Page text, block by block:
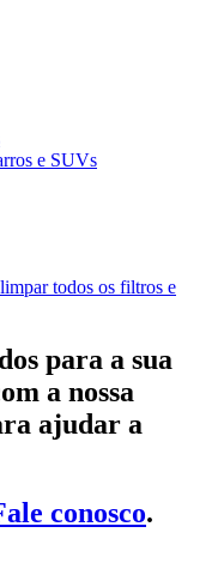
e SUVs
todos os filtros e
para a sua
a nossa
ajudar a
conosco.